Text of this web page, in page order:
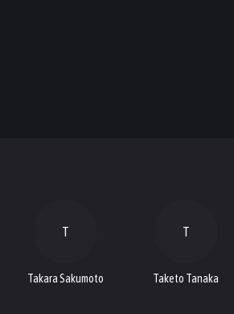
T
Takara Sakumoto
T
Taketo Tanaka